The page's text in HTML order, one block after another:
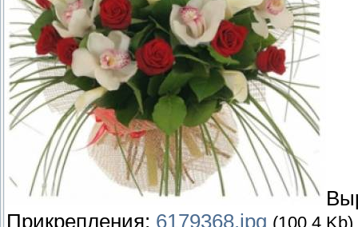
Прикрепления: 6179368.jpg